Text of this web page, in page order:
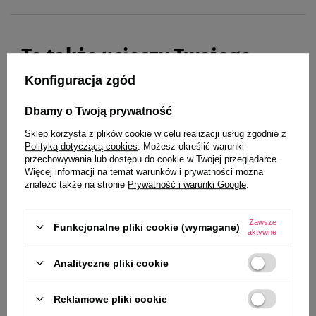
To także ucieszy Twojego
pupila
Mokra karma dla psa Dolina
Noteci Premium bogata w
królika puszka 400 g EDYCJA
LIMITOWANA
obniżką 7,99 zł -25%
5,99 zł 14,98 zł / kg
- +
Do koszyka
Mokra karma dla psa Dolina
Noteci Premium bogata w
jagnięcinę puszka 800 g
12,35 zł 15,44 zł / kg
- +
Do koszyka
Konfiguracja zgód
Dbamy o Twoją prywatność
Sklep korzysta z plików cookie w celu realizacji usług zgodnie z
Polityką dotyczącą cookies . Możesz określić warunki
przechowywania lub dostępu do cookie w Twojej przeglądarce.
Więcej informacji na temat warunków i prywatności można
znaleźć także na stronie Prywatność i warunki Google
Funkcjonalne pliki cookie (wymagane)
Zawsze
aktywne
Analityczne pliki cookie
Reklamowe pliki cookie